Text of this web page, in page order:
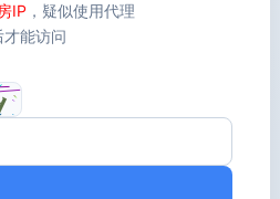
IP ，疑似使用代理
能访问